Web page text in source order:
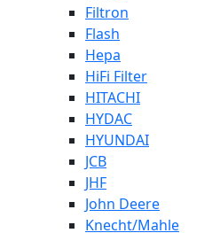
Filtron
Flash
Hepa
HiFi Filter
HITACHI
HYDAC
HYUNDAI
JCB
JHF
John Deere
Knecht/Mahle